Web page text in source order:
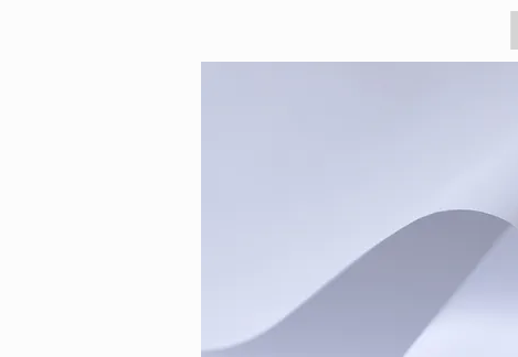
© 2015 Клиника лечебного голодания ТОО
Государственная лицензия на